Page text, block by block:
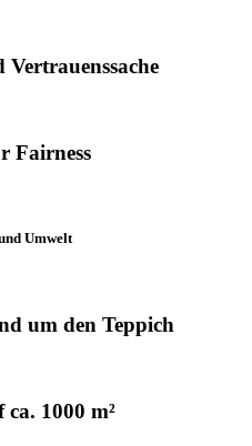
Fairness
Umwelt
um den Teppich
1000 m²